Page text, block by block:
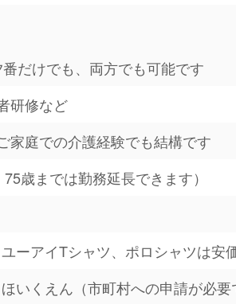
だけでも、両方でも可能です
研修など
家庭での介護経験でも結構です
歳までは勤務延長できます）
ーアイTシャツ、ポロシャツは安
いくえん（市町村への申請が必要